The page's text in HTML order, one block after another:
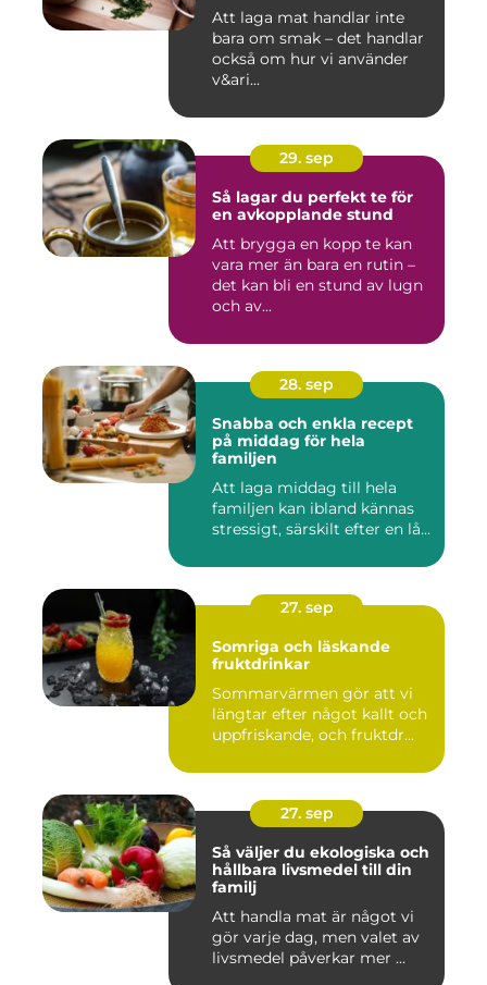
Att laga mat handlar inte
bara om smak – det handlar
också om hur vi använder
v&ari...
29. sep
Så lagar du perfekt te för
en avkopplande stund
Att brygga en kopp te kan
vara mer än bara en rutin –
det kan bli en stund av lugn
och av...
28. sep
Snabba och enkla recept
på middag för hela
familjen
Att laga middag till hela
familjen kan ibland kännas
stressigt, särskilt efter en lå...
27. sep
Somriga och läskande
fruktdrinkar
Sommarvärmen gör att vi
längtar efter något kallt och
uppfriskande, och fruktdr...
27. sep
Så väljer du ekologiska och
hållbara livsmedel till din
familj
Att handla mat är något vi
gör varje dag, men valet av
livsmedel påverkar mer ...